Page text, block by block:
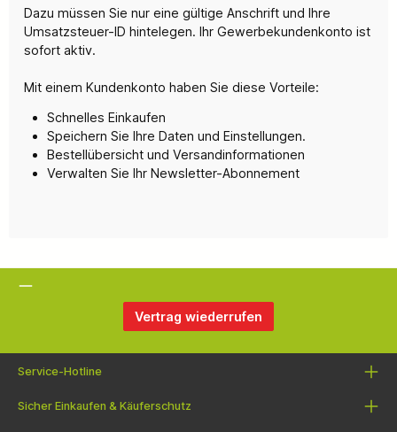
Dazu müssen Sie nur eine gültige Anschrift und Ihre
Umsatzsteuer-ID hintelegen. Ihr Gewerbekundenkonto ist
sofort aktiv.
Mit einem Kundenkonto haben Sie diese Vorteile:
Schnelles Einkaufen
Speichern Sie Ihre Daten und Einstellungen.
Bestellübersicht und Versandinformationen
Verwalten Sie Ihr Newsletter-Abonnement
Vertrag wiederrufen
Service-Hotline
Sicher Einkaufen & Käuferschutz